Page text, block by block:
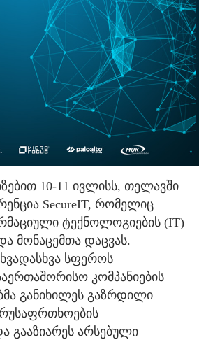
10-11 ივლისს, თელავში
SecureIT, რომელიც
ტექნოლოგიების (IT)
მონაცემთა დაცვას.
სფეროს
კომპანიების
განიხილეს გაზრდილი
გააზიარეს არსებული